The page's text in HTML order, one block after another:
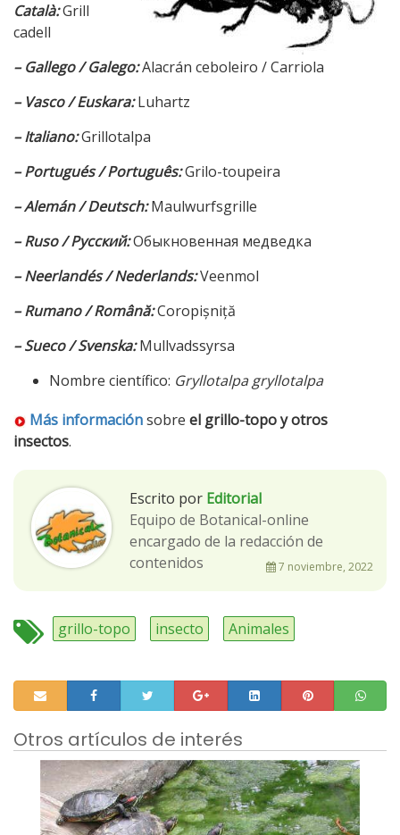
Català:Grill
cadell
– Gallego / Galego:Alacrán ceboleiro / Carriola
– Vasco / Euskara:Luhartz
– Italiano:Grillotalpa
– Portugués / Português:Grilo-toupeira
– Alemán / Deutsch:Maulwurfsgrille
– Ruso / Русский:Обыкновенная медведка
– Neerlandés / Nederlands:Veenmol
– Rumano / Română:Coropișniță
– Sueco / Svenska:Mullvadssyrsa
Nombre científico: Gryllotalpa gryllotalpa
Más informaciónsobre el grillo-topo y otros
insectos.
Escrito por Editorial
Equipo de Botanical-online
encargado de la redacción de
contenidos
7 noviembre, 2022
grillo-topo insecto Animales
Otros artículos de interés